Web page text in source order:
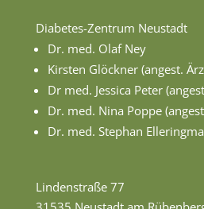
Diabetes-Zentrum Neustadt
Dr. med. Olaf Ney
Kirsten Glöckner (angest.
Dr med. Jessica Peter
Dr. med. Nina Poppe
Dr. med. Stephan
Lindenstraße 77